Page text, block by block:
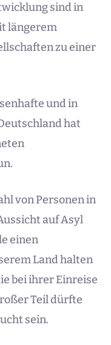
sind in
längerem
zu einer
und in
hat
von Personen in
auf Asyl
einen
Land halten
bei ihrer Einreise
Teil dürfte
sein.